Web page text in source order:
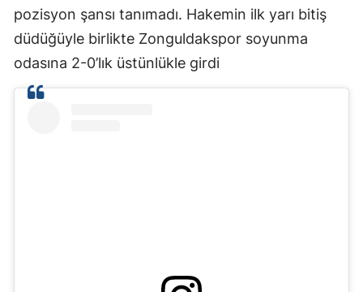
pozisyon şansı tanımadı. Hakemin ilk yarı bitiş
düdüğüyle birlikte Zonguldakspor soyunma
odasına 2-0’lık üstünlükle girdi